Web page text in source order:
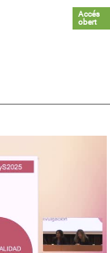
Accés
obert